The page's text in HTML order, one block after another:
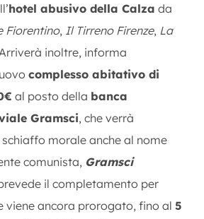
hotel abusivo della Calza da
Fiorentino, Il Tirreno Firenze, La
inoltre, informa
complesso abitativo di
al posto della banca
Gramsci, che verrà
morale anche al nome
comunista, Gramsci
il completamento per
viene ancora prorogato, fino al 5